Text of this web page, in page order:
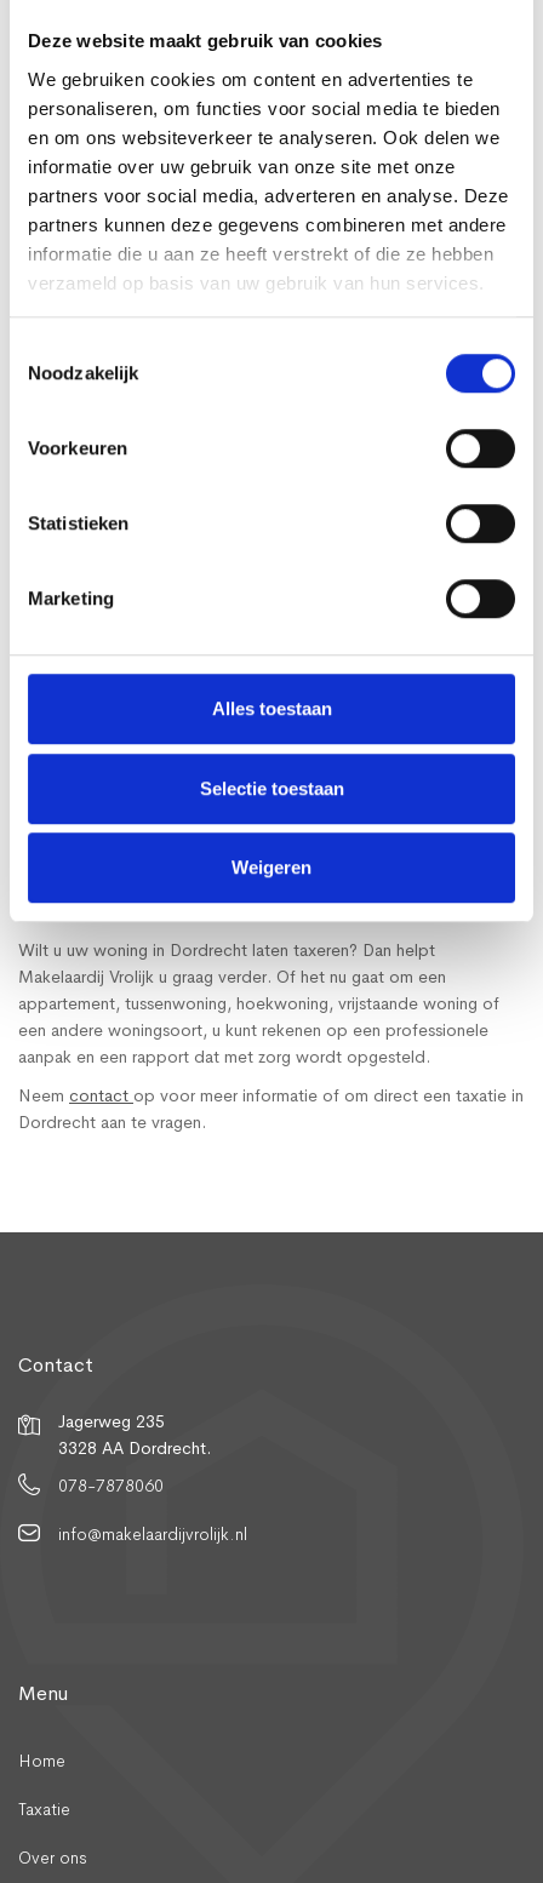
Deze website maakt gebruik van cookies
We gebruiken cookies om content en advertenties te
personaliseren, om functies voor social media te bieden
en om ons websiteverkeer te analyseren. Ook delen we
informatie over uw gebruik van onze site met onze
partners voor social media, adverteren en analyse. Deze
partners kunnen deze gegevens combineren met andere
informatie die u aan ze heeft verstrekt of die ze hebben
verzameld op basis van uw gebruik van hun services.
Noodzakelijk
Voorkeuren
Statistieken
Marketing
Alles toestaan
Selectie toestaan
Weigeren
zorgvuldig taxatierapport
Een taxatie hoeft niet onnodig ingewikkeld te zijn. Wij vinden het
belangrijk dat het proces duidelijk verloopt, van aanvraag tot
oplevering van het rapport. Na uw aanvraag bespreken we de
situatie en plannen we een afspraak in. Tijdens de opname wordt
de woning bekeken en worden de relevante kenmerken
vastgelegd. Daarna wordt het taxatierapport uitgewerkt.
Wanneer dat nodig is, kan de taxatie worden uitgevoerd als
NWWI-gevalideerd taxatierapport. Daarmee beschikt u over een
rapport dat in veel gevallen geschikt is voor onder meer
Makelaardij Vrolijk?
Wie een taxatie laat uitvoeren, wil vooral duidelijkheid en
zekerheid. U zoekt een partij die helder communiceert, zorgvuldig
waarvoor u het nodig heeft. Makelaardij Vrolijk combineert een
persoonlijke aanpak met kennis van de regionale woningmarkt.
Persoonlijke benadering
Kennis van Dordrecht en omgeving
NWWI-validatie indien gewenst
Taxatie aanvragen in
Dordrecht
Wilt u uw woning in Dordrecht laten taxeren? Dan helpt
Makelaardij Vrolijk u graag verder. Of het nu gaat om een
appartement, tussenwoning, hoekwoning, vrijstaande woning of
een andere woningsoort, u kunt rekenen op een professionele
aanpak en een rapport dat met zorg wordt opgesteld.
Neem contact op voor meer informatie of om direct een taxatie in
Dordrecht aan te vragen.
Contact
Jagerweg 235
3328 AA Dordrecht.
078-7878060
info@makelaardijvrolijk.nl
Menu
Home
Taxatie
Over ons